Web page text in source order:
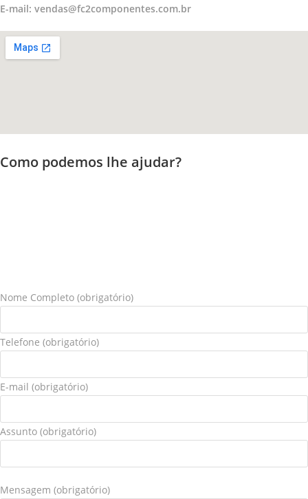
E-mail: vendas@fc2componentes.com.br
Como podemos lhe ajudar?
Nome Completo (obrigatório)
Telefone (obrigatório)
E-mail (obrigatório)
Assunto (obrigatório)
Mensagem (obrigatório)